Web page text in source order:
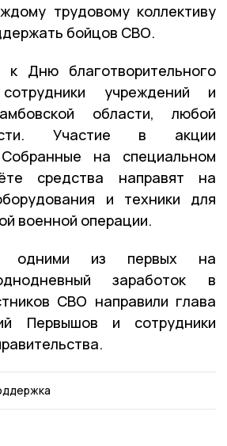
трудовому коллективу
бойцов СВО.
к Дню благотворительного
учреждений и
области, любой
Участие в акции
на специальном
средства направят на
и техники для
военной операции.
одними из первых на
заработок в
СВО направили глава
Первышов и сотрудники